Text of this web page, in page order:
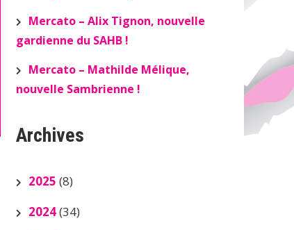
Mercato – Alix Tignon, nouvelle
gardienne du SAHB !
Mercato – Mathilde Mélique,
nouvelle Sambrienne !
Archives
2025 (8)
2024(34)